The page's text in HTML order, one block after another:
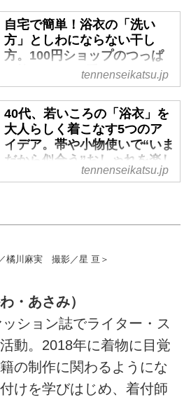
す。帯に慣れていない人でも結び
やすく、落ち着いた雰囲気に仕上
がる帯結びを着付師でライターの
橘川麻実さんに教わります。
「浴衣のたたみ方ってなんだか難
しそう......」と思っていません
か？ 実は浴衣はその構造に沿っ
てたためば、しわなく平らになる
ようにできています。今回は、自
分から見た目線でわかるように、
浴衣のたたみ方を着付師でライタ
ーの橘川麻実さんに教わります。
さらにシーズン終わりに保管する
ときの方法も紹介します。
自宅で簡単！浴衣の「洗い
方」としわにならない干し
方。100円ショップのつっぱ
り棒でできる“手づくりハンガ
ー”のアイデアも／着付師・橘
川麻実さん - 天然生活web
浴衣は着たいけど、着たあとのお
手入れに自信がない、クリーニン
グに出すには手間もお金もかかっ
てしまう、そんな心配な人にうれ
tennenseikatsu.jp
40代、若いころの「浴衣」を
大人らしく着こなす5つのア
イデア。帯や小物使いで“いま
だから似合う”おしゃれを楽し
む／着付師・橘川麻実さん -
も、年齢を重ねるにつれてなんと
ます。そんなときは、帯締めや帯
みませんか。浴衣そのものを買い
替えなくても、装いの印象はぐっ
と変わるもの。思い出の一枚をい
まの自分らしく楽しむ工夫を、着
付師でライターの橘川麻実さんに
伺いました。
tennenseikatsu.jp
橘川麻実 撮影／星 亘＞
・あさみ）
ション誌でライター・ス
動。2018年に着物に目覚
の制作に関わるようにな
けを学びはじめ、着付師